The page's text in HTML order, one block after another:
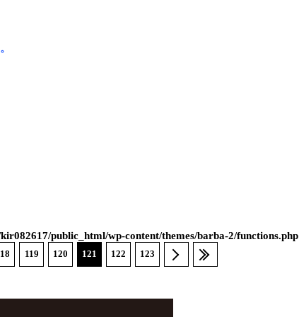
public_html/wp-content/themes/barba-2/functions.php
119 120 121 122 123